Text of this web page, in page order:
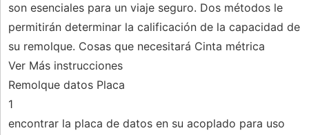
son esenciales para un viaje seguro. Dos métodos le
permitirán determinar la calificación de la capacidad de
su remolque. Cosas que necesitará Cinta métrica
Ver Más instrucciones
Remolque datos Placa
1
encontrar la placa de datos en su acoplado para uso